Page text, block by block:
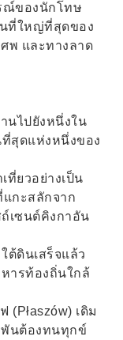
ณ์ของนักโทษ
นที่ใหญ่ที่สุดของ
พ และทางลาด
นไปยังหนึ่งใน
สุดแห่งหนึ่งของ
ที่ยวอย่างเป็น
แกะสลักจาก
เซนต์คิงกาอัน
ต้ดินเสร็จแล้ว
ารท้องถิ่นใกล้
เดิม
นต้องทนทุกข์